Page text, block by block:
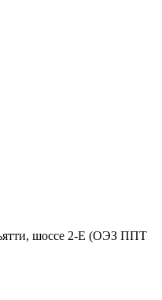
шоссе 2-Е (ОЭЗ ППТ